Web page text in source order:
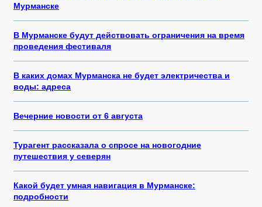
Мурманске
В Мурманске будут действовать ограничения на время
проведения фестиваля
В каких домах Мурманска не будет электричества и
воды: адреса
Вечерние новости от 6 августа
Турагент рассказала о спросе на новогодние
путешествия у северян
Какой будет умная навигация в Мурманске:
подробности